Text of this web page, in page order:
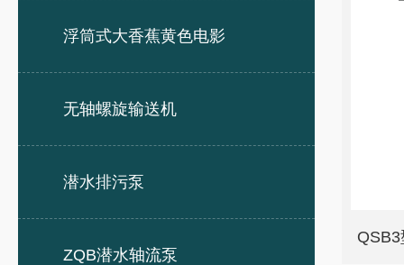
浮筒式大香蕉黄色电影
无轴螺旋输送机
潜水排污泵
ZQB潜水轴流泵